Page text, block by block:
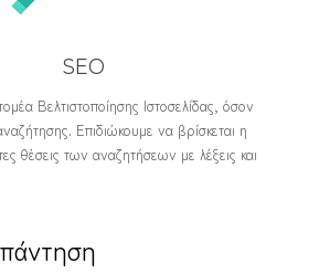
SEO
Βελτιστοποίησης Ιστοσελίδας, όσον
Επιδιώκουμε να βρίσκεται η
θέσεις των αναζητήσεων με λέξεις και